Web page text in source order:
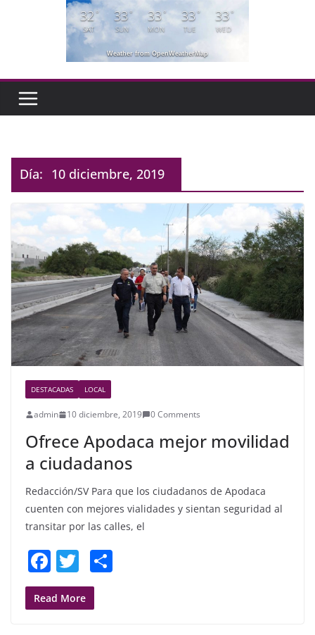
32°
SAT
33°
SUN
33°
MON
33°
TUE
33°
WED
Weather from OpenWeatherMap
Día: 10 diciembre, 2019
DESTACADAS LOCAL
admin 10 diciembre, 2019 0 Comments
Ofrece Apodaca mejor movilidad
a ciudadanos
Redacción/SV Para que los ciudadanos de Apodaca
cuenten con mejores vialidades y sientan seguridad al
transitar por las calles, el
F
a
c
T
w
itt
Read More